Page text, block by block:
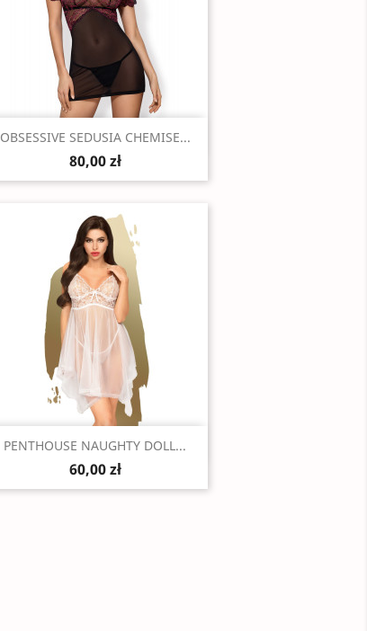
Szybki podgląd
OBSESSIVE SEDUSIA CHEMISE...
80,00 zł
Szybki podgląd
PENTHOUSE NAUGHTY DOLL...
60,00 zł